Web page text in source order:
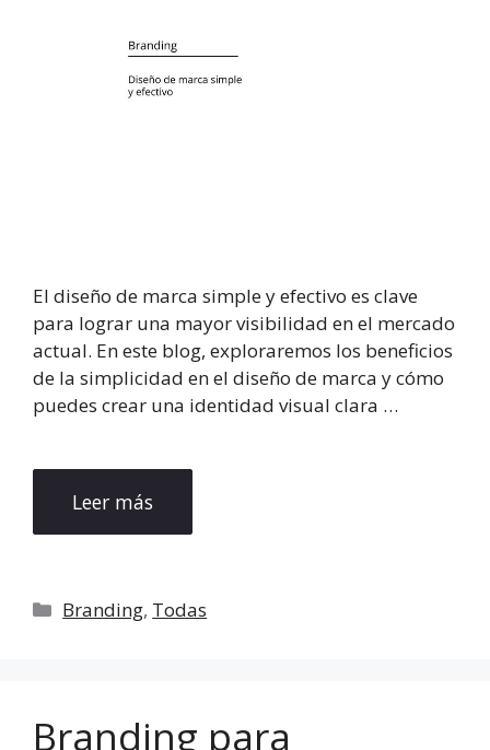
El diseño de marca simple y efectivo es clave
para lograr una mayor visibilidad en el mercado
actual. En este blog, exploraremos los beneficios
de la simplicidad en el diseño de marca y cómo
puedes crear una identidad visual clara …
Leer más
Categorías
Branding, Todas
Branding para